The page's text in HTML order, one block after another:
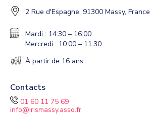
2 Rue d'Espagne, 91300 Massy, France
Mardi : 14:30 – 16:00
Mercredi : 10:00 – 11:30
À partir de 16 ans
Contacts
01 60 11 75 69
info@irismassy.asso.fr